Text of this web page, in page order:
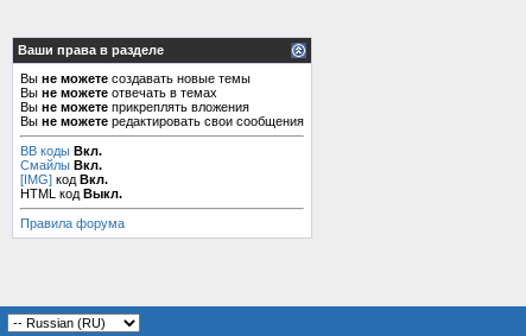
Ваши права в разделе
Вы не можете создавать новые темы
Вы не можете отвечать в темах
Вы не можете прикреплять вложения
Вы не можете редактировать свои сообщения
BB коды Вкл.
Смайлы Вкл.
[IMG] код Вкл.
HTML код Выкл.
Правила форума